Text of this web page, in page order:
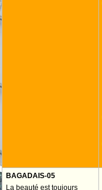
BAGADAIS-05
La beauté est toujours